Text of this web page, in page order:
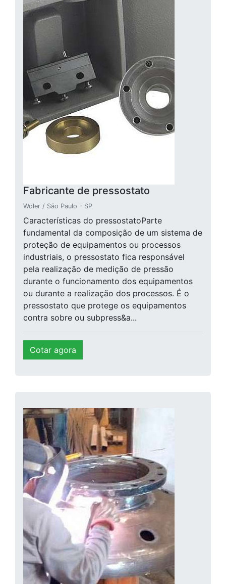
Fabricante de pressostato
Woler / São Paulo - SP
Características do pressostatoParte
fundamental da composição de um sistema de
proteção de equipamentos ou processos
industriais, o pressostato fica responsável
pela realização de medição de pressão
durante o funcionamento dos equipamentos
ou durante a realização dos processos. É o
pressostato que protege os equipamentos
contra sobre ou subpress&a...
Cotar agora